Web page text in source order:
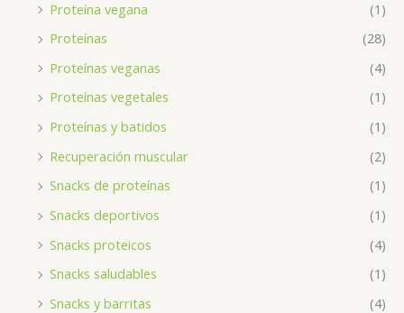
Proteína vegana
(1)
Proteínas
(28)
Proteínas veganas
(4)
Proteínas vegetales
(1)
Proteínas y batidos
(1)
Recuperación muscular
(2)
Snacks de proteínas
(1)
Snacks deportivos
(1)
Snacks proteicos
(4)
Snacks saludables
(1)
Snacks y barritas
(4)